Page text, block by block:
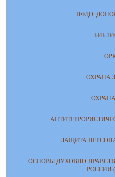
ПФДО.
ОХРАНА
ЗАЩИТА
ОСНОВЫ ДУХОВНО-
РОССИИ